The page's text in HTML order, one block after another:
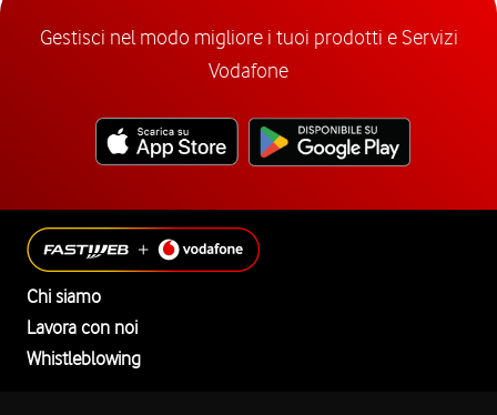
Gestisci nel modo migliore i tuoi prodotti e Servizi
Vodafone
Chi siamo
Lavora con noi
Whistleblowing